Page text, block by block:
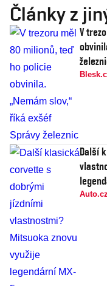
Články z
V
Další
Auto.cz